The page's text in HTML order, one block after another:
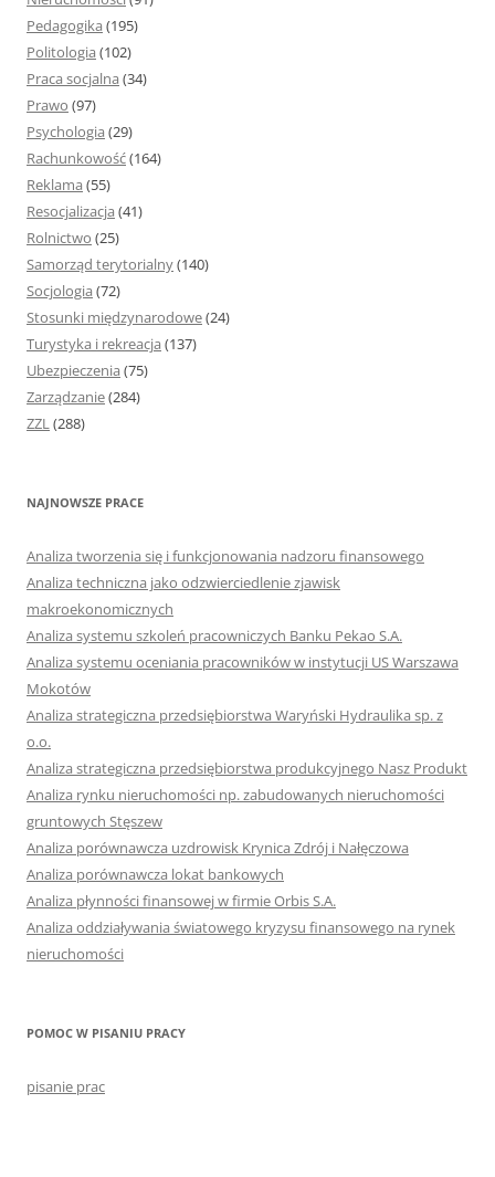
Pedagogika (195)
Politologia (102)
Praca socjalna (34)
Prawo (97)
Psychologia (29)
Rachunkowość(164)
Reklama (55)
Resocjalizacja (41)
Rolnictwo (25)
Samorząd terytorialny(140)
Socjologia (72)
Stosunki międzynarodowe(24)
Turystyka i rekreacja (137)
Ubezpieczenia (75)
Zarządzanie(284)
ZZL(288)
NAJNOWSZE PRACE
Analiza tworzenia się i funkcjonowania nadzoru finansowego
Analiza techniczna jako odzwierciedlenie zjawisk
makroekonomicznych
Analiza systemu szkoleń pracowniczych Banku Pekao S.A.
Analiza systemu oceniania pracowników w instytucji US Warszawa
Mokotów
Analiza strategiczna przedsiębiorstwa Waryński Hydraulika sp. z
o.o.
Analiza strategiczna przedsiębiorstwa produkcyjnego Nasz Produkt
Analiza rynku nieruchomości np. zabudowanych nieruchomości
gruntowych Stęszew
Analiza porównawcza uzdrowisk Krynica Zdrój i Nałęczowa
Analiza porównawcza lokat bankowych
Analiza płynności finansowej w firmie Orbis S.A.
Analiza oddziaływania światowego kryzysu finansowego na rynek
nieruchomości
POMOC W PISANIU PRACY
pisanie prac